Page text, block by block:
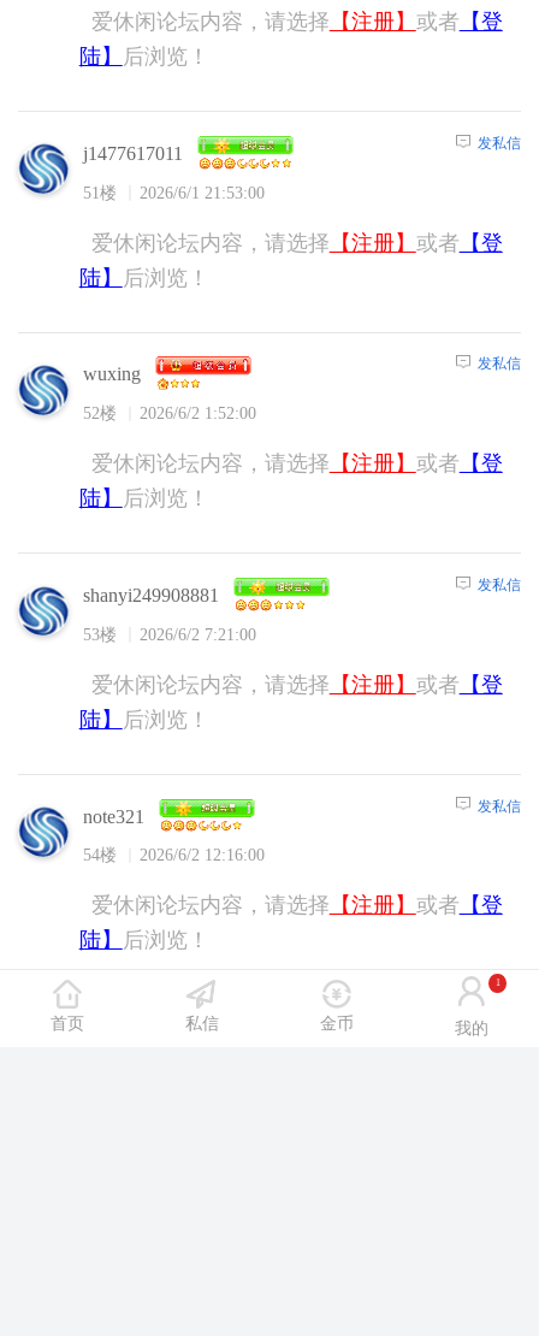
爱休闲论坛内容，请选择 【注册】 或者 【登
陆】
后浏览！
j1477617011
51楼 2026/6/1 21:53:00
发私信
爱休闲论坛内容，请选择 【注册】 或者 【登
陆】
后浏览！
wuxing
52楼 2026/6/2 1:52:00
发私信
爱休闲论坛内容，请选择 【注册】 或者 【登
陆】
后浏览！
shanyi249908881
53楼 2026/6/2 7:21:00
发私信
爱休闲论坛内容，请选择 【注册】 或者 【登
陆】
后浏览！
note321
54楼 2026/6/2 12:16:00
发私信
爱休闲论坛内容，请选择 【注册】 或者 【登
陆】
后浏览！
sxxsxth 发私信
首页 私信 金币 我的
1